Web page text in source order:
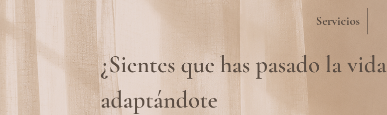
Servicios
¿Sientes que has pasado la vida
adaptándote